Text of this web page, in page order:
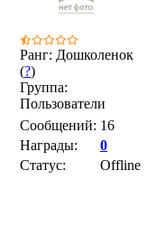
Ранг: Дошколенок
(?)
Группа:
Пользователи
Сообщений: 16
Награды:
0
Статус:
Offline